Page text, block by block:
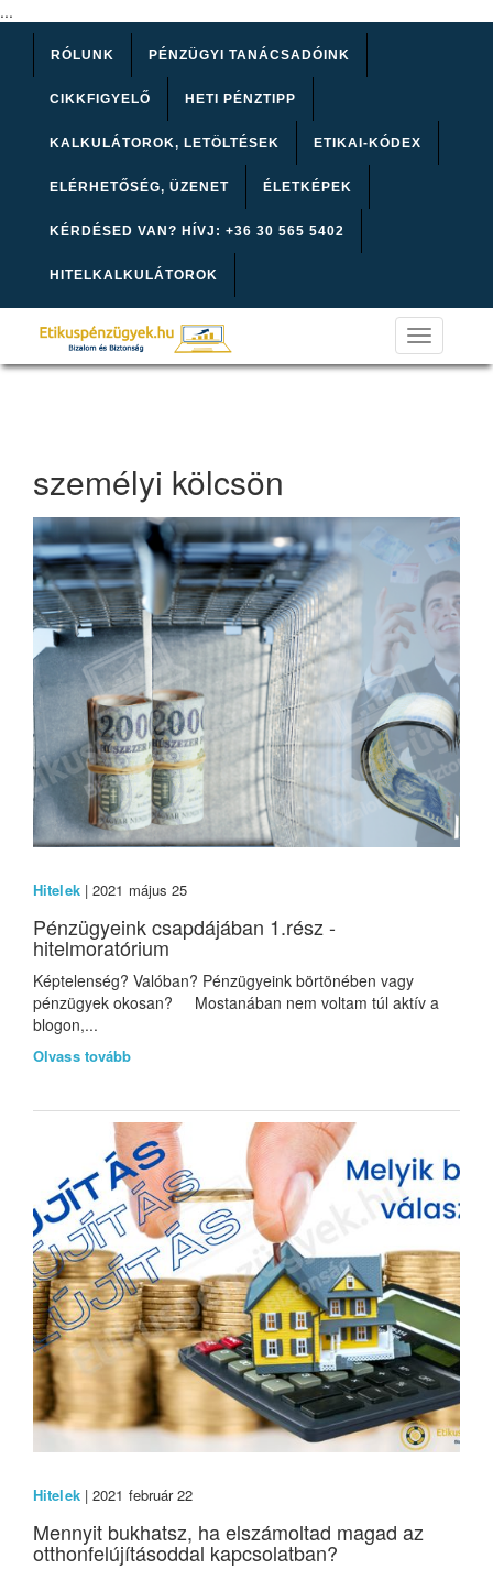
...
RÓLUNK PÉNZÜGYI TANÁCSADÓINK
CIKKFIGYELŐ HETI PÉNZTIPP
KALKULÁTOROK, LETÖLTÉSEK ETIKAI-KÓDEX
ELÉRHETŐSÉG, ÜZENET ÉLETKÉPEK
KÉRDÉSED VAN? HÍVJ: +36 30 565 5402
HITELKALKULÁTOROK
Toggle
navigation
személyi kölcsön
Hitelek| 2021 május 25
Pénzügyeink csapdájában 1.rész -
hitelmoratórium
Képtelenség? Valóban? Pénzügyeink börtönében vagy
pénzügyek okosan? Mostanában nem voltam túl aktív a
blogon,...
Olvass tovább
Hitelek| 2021 február 22
Mennyit bukhatsz, ha elszámoltad magad az
otthonfelújításoddal kapcsolatban?